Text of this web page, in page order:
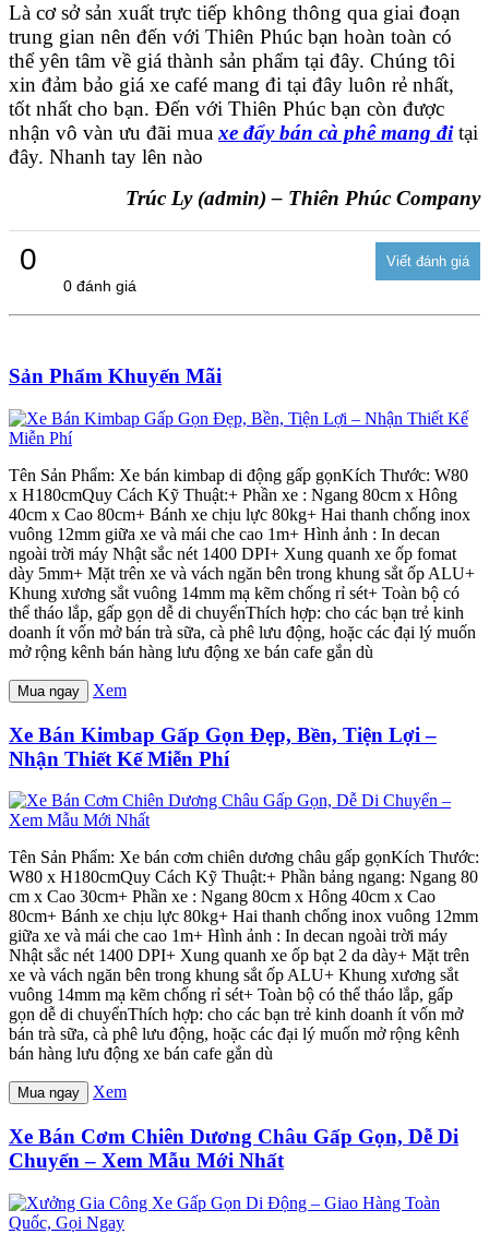
Là cơ sở sản xuất trực tiếp không thông qua giai đoạn
trung gian nên đến với Thiên Phúc bạn hoàn toàn có
thể yên tâm về giá thành sản phẩm tại đây. Chúng tôi
xin đảm bảo giá xe café mang đi tại đây luôn rẻ nhất,
tốt nhất cho bạn. Đến với Thiên Phúc bạn còn được
nhận vô vàn ưu đãi muaxe đẩy bán cà phê mang đitại
đây. Nhanh tay lên nào
Trúc Ly (admin) – Thiên Phúc Company
0
0 đánh giá
Sản Phẩm Khuyến Mãi
Tên Sản Phẩm: Xe bán kimbap di động gấp gọnKích Thước: W80
x H180cmQuy Cách Kỹ Thuật:+ Phần xe : Ngang 80cm x Hông
40cm x Cao 80cm+ Bánh xe chịu lực 80kg+ Hai thanh chống inox
vuông 12mm giữa xe và mái che cao 1m+ Hình ảnh : In decan
ngoài trời máy Nhật sắc nét 1400 DPI+ Xung quanh xe ốp fomat
dày 5mm+ Mặt trên xe và vách ngăn bên trong khung sắt ốp ALU+
Khung xương sắt vuông 14mm mạ kẽm chống rỉ sét+ Toàn bộ có
thể tháo lắp, gấp gọn dễ di chuyểnThích hợp: cho các bạn trẻ kinh
doanh ít vốn mở bán trà sữa, cà phê lưu động, hoặc các đại lý muốn
mở rộng kênh bán hàng lưu động xe bán cafe gắn dù
Mua ngay Xem
Xe Bán Kimbap Gấp Gọn Đẹp, Bền, Tiện Lợi –
Nhận Thiết Kế Miễn Phí
Tên Sản Phẩm: Xe bán cơm chiên dương châu gấp gọnKích Thước:
W80 x H180cmQuy Cách Kỹ Thuật:+ Phần bảng ngang: Ngang 80
cm x Cao 30cm+ Phần xe : Ngang 80cm x Hông 40cm x Cao
80cm+ Bánh xe chịu lực 80kg+ Hai thanh chống inox vuông 12mm
giữa xe và mái che cao 1m+ Hình ảnh : In decan ngoài trời máy
Nhật sắc nét 1400 DPI+ Xung quanh xe ốp bạt 2 da dày+ Mặt trên
xe và vách ngăn bên trong khung sắt ốp ALU+ Khung xương sắt
vuông 14mm mạ kẽm chống rỉ sét+ Toàn bộ có thể tháo lắp, gấp
gọn dễ di chuyểnThích hợp: cho các bạn trẻ kinh doanh ít vốn mở
bán trà sữa, cà phê lưu động, hoặc các đại lý muốn mở rộng kênh
bán hàng lưu động xe bán cafe gắn dù
Mua ngay Xem
Xe Bán Cơm Chiên Dương Châu Gấp Gọn, Dễ Di
Chuyển – Xem Mẫu Mới Nhất